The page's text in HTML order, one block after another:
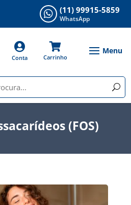
 (11) 99915-5859
WhatsApp

Conta

Carrinho
(FOS)